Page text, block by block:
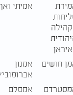
אמיתי
חושים
אמנון
אמסלם